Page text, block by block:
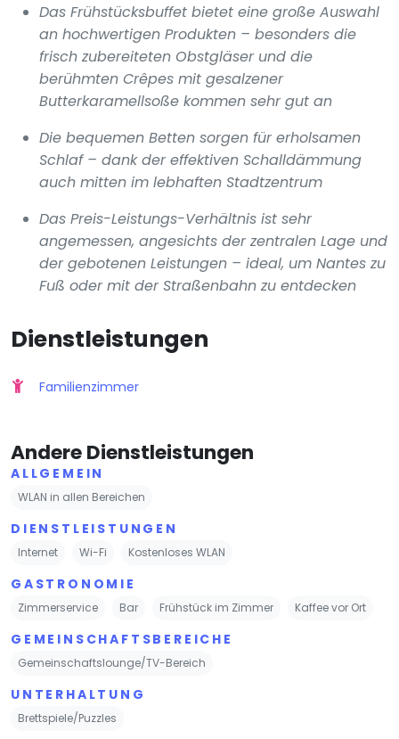
Das Frühstücksbuffet bietet eine große Auswahl
an hochwertigen Produkten – besonders die
frisch zubereiteten Obstgläser und die
berühmten Crêpes mit gesalzener
Butterkaramellsoße kommen sehr gut an
Die bequemen Betten sorgen für erholsamen
Schlaf – dank der effektiven Schalldämmung
auch mitten im lebhaften Stadtzentrum
Das Preis-Leistungs-Verhältnis ist sehr
angemessen, angesichts der zentralen Lage und
der gebotenen Leistungen – ideal, um Nantes zu
Fuß oder mit der Straßenbahn zu entdecken
Dienstleistungen
Familienzimmer
Andere Dienstleistungen
ALLGEMEIN
WLAN in allen Bereichen
DIENSTLEISTUNGEN
Internet Wi-Fi Kostenloses WLAN
GASTRONOMIE
Zimmerservice Bar Frühstück im Zimmer Kaffee vor Ort
GEMEINSCHAFTSBEREICHE
Gemeinschaftslounge/TV-Bereich
UNTERHALTUNG
Brettspiele/Puzzles